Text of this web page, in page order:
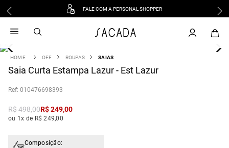
FALE COM A PERSONAL SHOPPER
OFF ROUPAS SAIAS
Saia Curta Estampa Lazur - Est Lazur
: 010476698393
R$498,00R$249,00
ou 1x de R$ 249,00
Composição:
vestido
3 º blusa
º tricot
º macacão
jeans